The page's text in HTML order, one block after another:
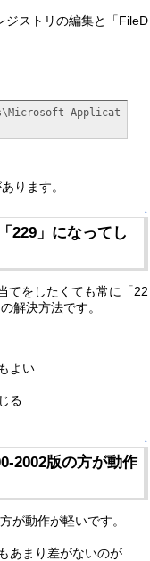
ジストリの編集と「FileD
Applicat
ります。
↑
229」になってし
てをしたくても常に「22
解決方法です。
よい
る
↑
2002版の方が動作
が動作が軽いです。
あまり差がないのが